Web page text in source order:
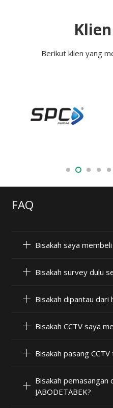
Berikut klien yang
FAQ
Bisakah saya
Bisakah survey dulu
Bisakah dipantau dari
Bisakah CCTV saya
Bisakah pasang
Bisakah pemasangan
JABODETABEK?